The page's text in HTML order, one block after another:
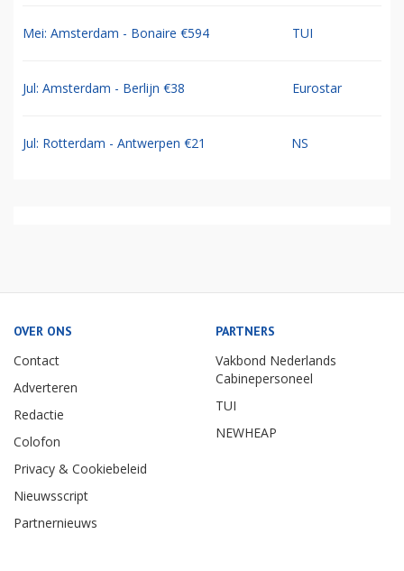
Mei: Amsterdam - Bonaire €594 TUI
Jul: Amsterdam - Berlijn €38 Eurostar
Jul: Rotterdam - Antwerpen €21 NS
OVER ONS
Contact
Adverteren
Redactie
Colofon
Privacy & Cookiebeleid
Nieuwsscript
Partnernieuws
PARTNERS
Vakbond Nederlands
Cabinepersoneel
TUI
NEWHEAP